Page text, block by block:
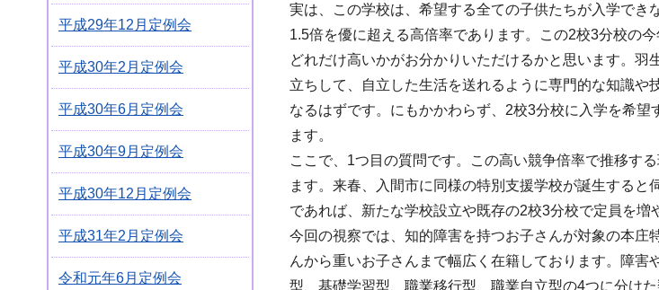
平成29年12月定例会
平成30年2月定例会
平成30年6月定例会
平成30年9月定例会
平成30年12月定例会
平成31年2月定例会
令和元年6月定例会
実は、この学校は、希望する全ての子供たちが入学で
1.5倍を優に超える高倍率であります。この2校3分校の
どれだけ高いかがお分かりいただけるかと思います。
立ちして、自立した生活を送れるように専門的な知識
なるはずです。にもかかわらず、2校3分校に入学を希
ます。
ここで、1つ目の質問です。この高い競争倍率で推移す
ます。来春、入間市に同様の特別支援学校が誕生する
であれば、新たな学校設立や既存の2校3分校で定員を増
今回の視察では、知的障害を持つお子さんが対象の本
んから重いお子さんまで幅広く在籍しております。障
型、基礎学習型、職業移行型、職業自立型の4つに分け